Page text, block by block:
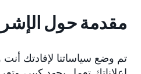
مقدمة حول
تم وضع سياساتنا لإفادتك